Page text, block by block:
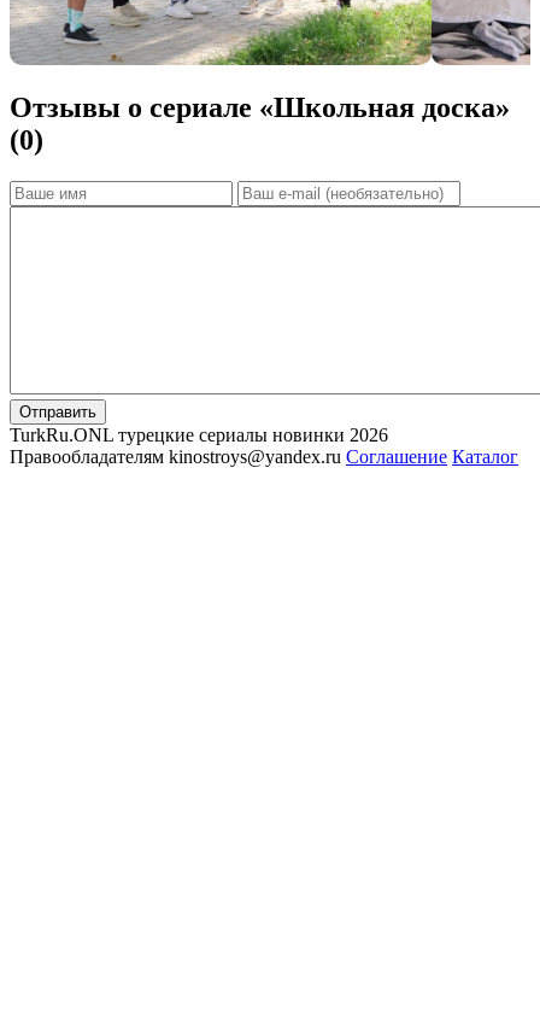
Отзывы о сериале «Школьная доска»
(0)
Отправить
TurkRu.ONL турецкие сериалы новинки 2026
Правообладателям kinostroys@yandex.ru Соглашение Каталог